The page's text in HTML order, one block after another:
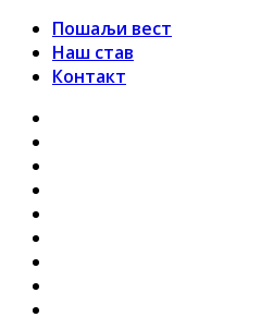
Пошаљи вест
Наш став
Контакт